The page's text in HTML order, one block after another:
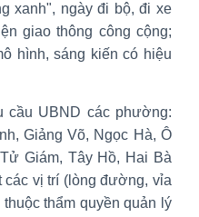
xanh", ngày đi bộ, đi xe
giao thông công cộng;
hình, sáng kiến có hiệu
cầu UBND các phường:
Giảng Võ, Ngọc Hà, Ô
Giám, Tây Hồ, Hai Bà
các vị trí (lòng đường, vỉa
thẩm quyền quản lý